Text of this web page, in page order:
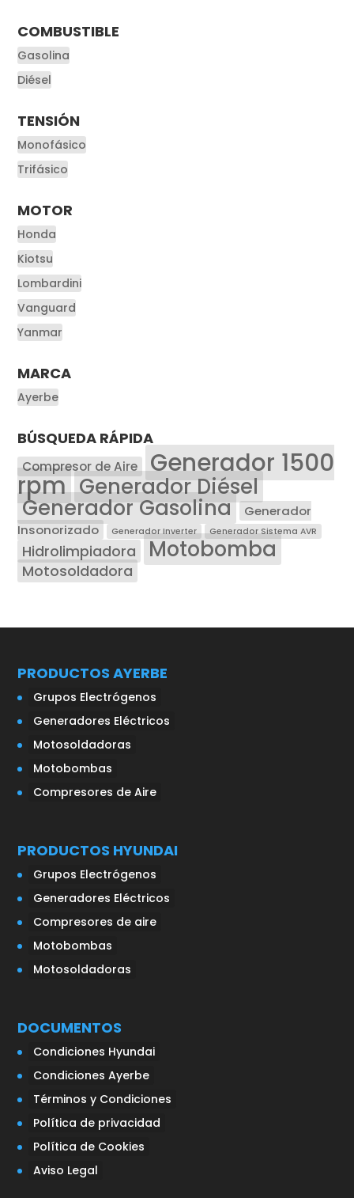
COMBUSTIBLE
Gasolina
Diésel
TENSIÓN
Monofásico
Trifásico
MOTOR
Honda
Kiotsu
Lombardini
Vanguard
Yanmar
MARCA
Ayerbe
BÚSQUEDA RÁPIDA
Compresor de Aire Generador 1500
rpm Generador Diésel
Generador Gasolina
Generador
Insonorizado
Generador Inverter Generador Sistema AVR
Hidrolimpiadora Motobomba
Motosoldadora
PRODUCTOS AYERBE
Grupos Electrógenos
Generadores Eléctricos
Motosoldadoras
Motobombas
Compresores de Aire
PRODUCTOS HYUNDAI
Grupos Electrógenos
Generadores Eléctricos
Compresores de aire
Motobombas
Motosoldadoras
DOCUMENTOS
Condiciones Hyundai
Condiciones Ayerbe
Términos y Condiciones
Política de privacidad
Política de Cookies
Aviso Legal